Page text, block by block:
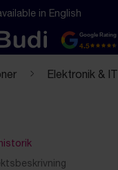
version av denna sida
in English
Google Rating
4.5
Elektronik & IT